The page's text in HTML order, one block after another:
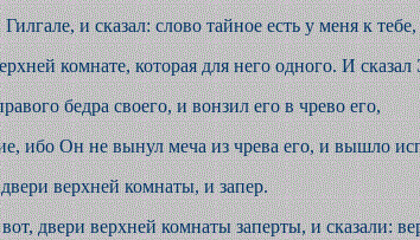
и сказал: слово тайное есть у меня к
комнате, которая для него одного. И
бедра своего, и вонзил его в чрево его,
ибо Он не вынул меча из чрева его, и вышло
верхней комнаты, и запер.
двери верхней комнаты заперты, и сказали: